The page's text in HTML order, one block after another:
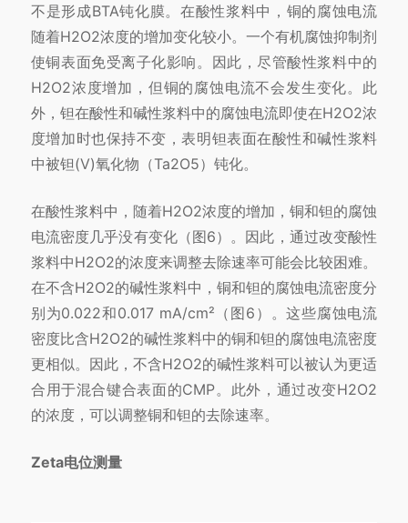
不是形成BTA钝化膜。在酸性浆料中，铜的腐蚀电流
随着H2O2浓度的增加变化较小。一个有机腐蚀抑制剂
使铜表面免受离子化影响。因此，尽管酸性浆料中的
H2O2浓度增加，但铜的腐蚀电流不会发生变化。此
外，钽在酸性和碱性浆料中的腐蚀电流即使在H2O2浓
度增加时也保持不变，表明钽表面在酸性和碱性浆料
中被钽(V)氧化物（Ta2O5）钝化。
在酸性浆料中，随着H2O2浓度的增加，铜和钽的腐蚀
电流密度几乎没有变化（图6）。因此，通过改变酸性
浆料中H2O2的浓度来调整去除速率可能会比较困难。
在不含H2O2的碱性浆料中，铜和钽的腐蚀电流密度分
别为0.022和0.017 mA/cm²（图6）。这些腐蚀电流
密度比含H2O2的碱性浆料中的铜和钽的腐蚀电流密度
更相似。因此，不含H2O2的碱性浆料可以被认为更适
合用于混合键合表面的CMP。此外，通过改变H2O2
的浓度，可以调整铜和钽的去除速率。
Zeta电位测量